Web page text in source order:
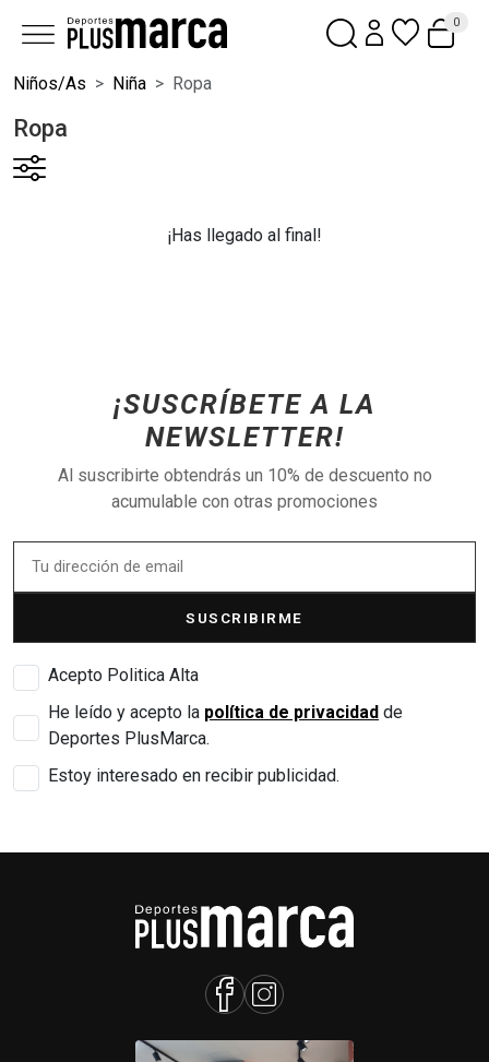
0
Niños/as Niña Ropa
Ropa
¡Has llegado al final!
¡SUSCRÍBETE A LA
NEWSLETTER!
Al suscribirte obtendrás un 10% de descuento no
acumulable con otras promociones
SUSCRIBIRME
Acepto Politica Alta
He leído y acepto la política de privacidad de
Deportes PlusMarca.
Estoy interesado en recibir publicidad.